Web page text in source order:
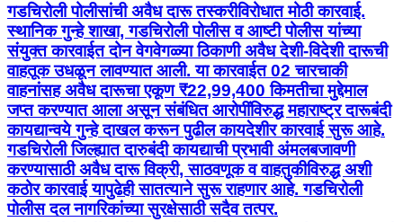
गडचिरोली पोलीसांची अवैध दारू तस्करीविरोधात मोठी कारवाई.
स्थानिक गुन्हे शाखा, गडचिरोली पोलीस व आष्टी पोलीस यांच्या
संयुक्त कारवाईत दोन वेगवेगळ्या ठिकाणी अवैध देशी-विदेशी दारूची
वाहतूक उधळून लावण्यात आली. या कारवाईत 02 चारचाकी
वाहनांसह अवैध दारूचा एकूण ₹22,99,400 किमतीचा मुद्देमाल
जप्त करण्यात आला असून संबंधित आरोपींविरुद्ध महाराष्ट्र दारूबंदी
कायद्यान्वये गुन्हे दाखल करून पुढील कायदेशीर कारवाई सुरू आहे.
गडचिरोली जिल्ह्यात दारुबंदी कायद्याची प्रभावी अंमलबजावणी
करण्यासाठी अवैध दारू विक्री, साठवणूक व वाहतुकीविरुद्ध अशी
कठोर कारवाई यापुढेही सातत्याने सुरू राहणार आहे. गडचिरोली
पोलीस दल नागरिकांच्या सुरक्षेसाठी सदैव तत्पर.